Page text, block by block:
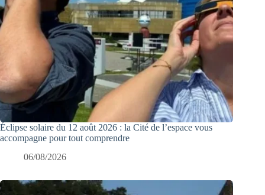
Éclipse solaire du 12 août 2026 : la Cité de l’espace vous
accompagne pour tout comprendre
06/08/2026